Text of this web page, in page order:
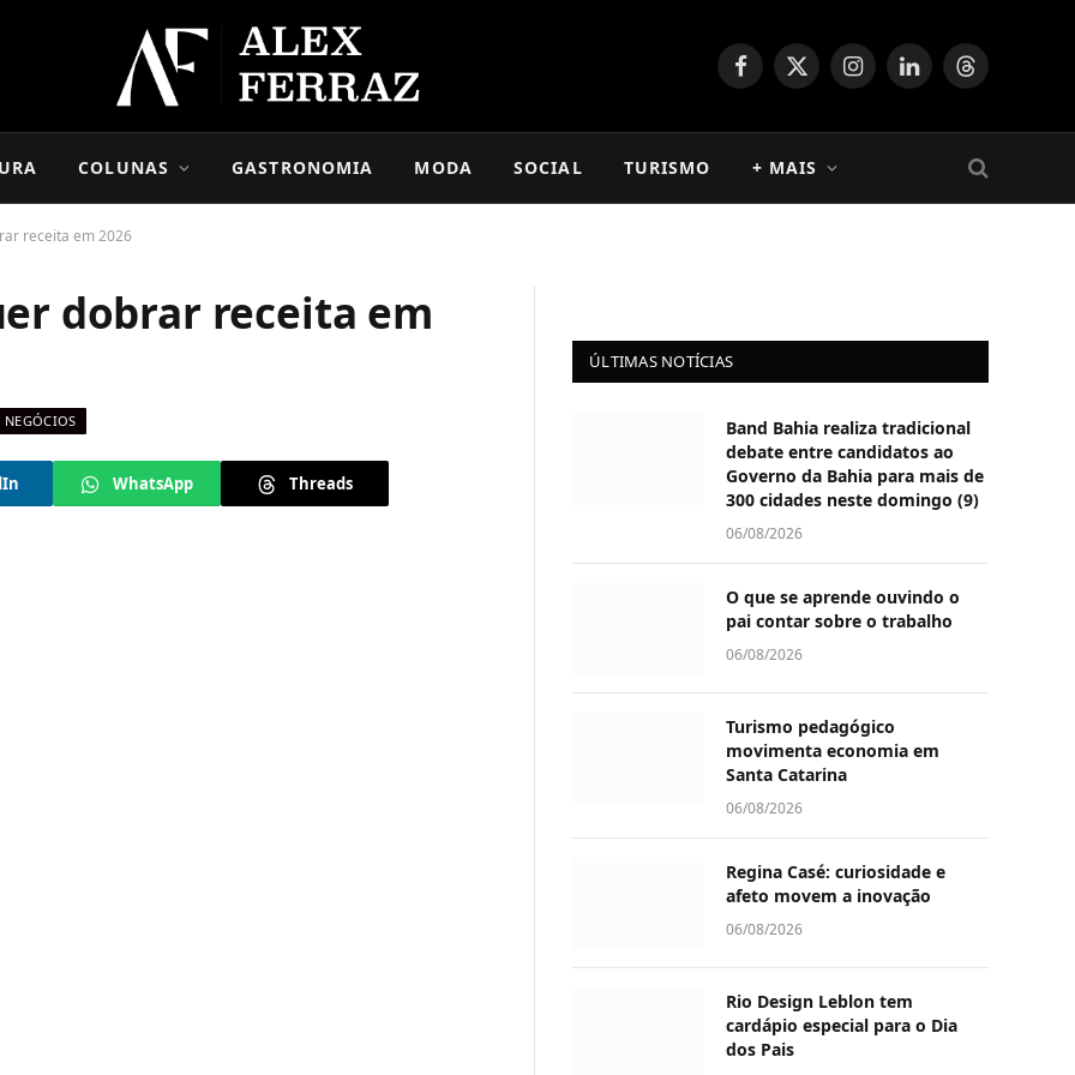
Facebook
X
InstagramLinkedInThreads
COLUNAS GASTRONOMIA MODA SOCIAL TURISMO + MAIS
receita em 2026
dobrar receita em
NEGÓCIOS
WhatsApp Threads
ÚLTIMAS NOTÍCIAS
Band Bahia realiza tradicional
debate entre candidatos ao
Governo da Bahia para mais de
300 cidades neste domingo (9)
06/08/2026
O que se aprende ouvindo o
pai contar sobre o trabalho
06/08/2026
Turismo pedagógico
movimenta economia em
Santa Catarina
06/08/2026
Regina Casé: curiosidade e
afeto movem a inovação
06/08/2026
Rio Design Leblon tem
cardápio especial para o Dia
dos Pais